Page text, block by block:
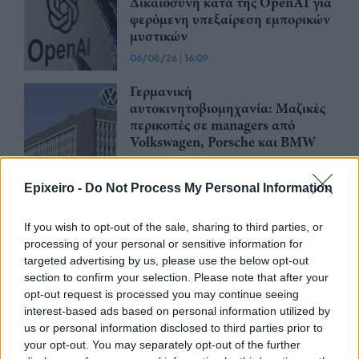
Epixeiro - Do Not Process My Personal Information
If you wish to opt-out of the sale, sharing to third parties, or
processing of your personal or sensitive information for
targeted advertising by us, please use the below opt-out
section to confirm your selection. Please note that after your
opt-out request is processed you may continue seeing
interest-based ads based on personal information utilized by
us or personal information disclosed to third parties prior to
your opt-out. You may separately opt-out of the further
φερόμενη υπεξαίρεση εμπορικών
μυστικών
06/08/26 | 16:09
Γερμανική
αυτοκινητοβιομηχανία: Μαζικές
περικοπές σε managers από
Volkswagen, Porsche και BMW
|
«Πράσινο φως» από την Κομισιόν
Οργανισμού Πληρωμών
ING: Ενίσχυση κερδών κατά 16%
στα 1,95 δισ. ευρώ το δεύτερο
τρίμηνο, ξεπερνώντας τις
προβλέψεις της αγοράς